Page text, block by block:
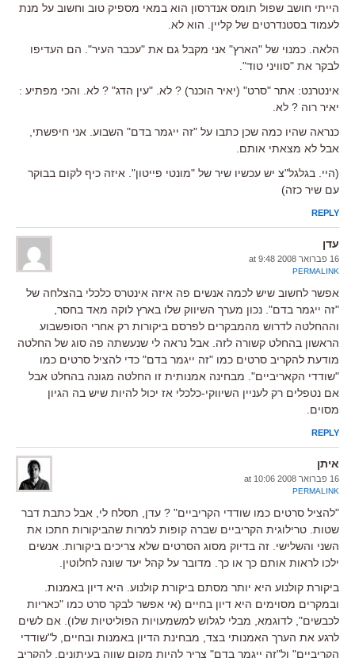
הייתי חושב שפול תומס אנדרסון הוא במאי מספיק טוב וחשוב על מנת
לעמוד בסטנדרטים של קליין. הוא לא.
הלאה. כמנוי של "הארץ" אני מקבל גם את "עכבר העיר". הם העדיפו
לבקר את "סוויני טוד".
אינטרנט: אתר "סרט" (יאיר הוכנר) ? לא. "עין הדג" ? לא. והכי מפתיע :
יאיר רוה ? לא.
כנראה שהיו כמה שכן כתבו על "זה ייגמר בדם" השבוע. אני חיפשתי,
אבל לא מצאתי אותם.
(היי. בגלגל"צ יש עכשיו שיר של "מונטי פייטון". איזה כיף לקום בבוקר
עם שיר כזה)
REPLY
עדן
16 פברואר 2008 at 9:48
PERMALINK
אפשר לחשוב שיש לכמה אנשים פה איזה אינטרס כלכלי בהצלחה של
"זה ייגמר בדם". נכון מערך השיווק שלו בארץ לוקה מאד בחסר,
וההחלטה לדרוש מהמבקרים לפרסם ביקורות רק אחרי הסופשבוע
הראשון בהחלט קשורה לזה. אבל נראה לי שנעשתה פה סוג של החלטה
מודעת להקריב סרטים כמו "זה ייגמר בדם" כדי להציל סרטים כמו
"שודדי הקאריביים". מבחינה אמנותית זו החלטה מגונה בהחלט אבל
אם נטפלים רק לעניין השיווקי-כלכלי אז יכול להיות שיש בה הגיון
מסוים.
REPLY
איתן
16 פברואר 2008 at 10:06
PERMALINK
"להציל סרטים כמו שודדי הקריביים" ? עדן, תסלח לי, אבל כתבת דבר
שטות. טרילוגית הקריביים שברה קופות למרות שהביקורות חתכו את
השני והשלישי. זה בדיוק מסוג הסרטים שלא צריכים ביקורות. אנשים
ילכו לראות אותם כך או כך. מדובר על קהל יעד שונה לחלוטין.
ביקורת קולנוע היא יותר מסתם ביקורת קולנוע. היא דיון באמנות.
ובמקרים מסוימים היא דיון בחיים (אי אפשר לבקר סרט כמו "כאריות
לכבשים", לדוגמא, מבלי לגלוש למשמעויות הפוליטיות שלו). אם לשים
לרגע את הערך האמנותי בצד, מבחינת הדיון באמנות ובחיים, ל"שודדי
הקריביים" ול"זה ייגמר בדם" צריך להיות מקום שווה בעיתונים. להקריב